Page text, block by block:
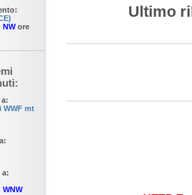
NWore
WWF mt
a:
WNW
Ultimo